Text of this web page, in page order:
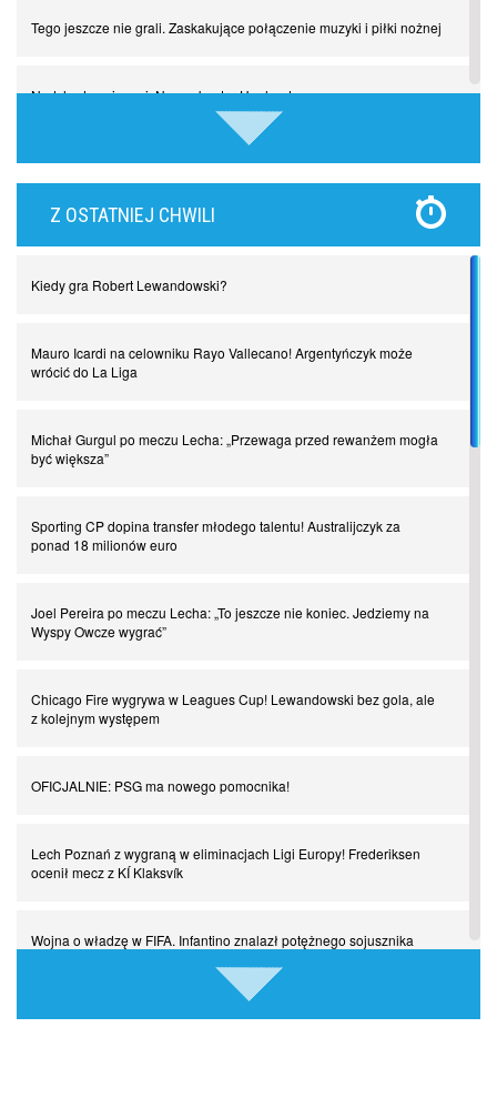
Tego jeszcze nie grali. Zaskakujące połączenie muzyki i piłki nożnej
Nadchodzą giganci. Nunez kontra Haaland
Lewandowski kontra Bayern. Czy wilk będzie syty, a owca cała?
Piłkarz z numerem 47. Phil Foden i inne przypadki
Spadkowicze z Serie A. Komu powiemy ciao?
I love this game! Patrice Evra
Chłopak z pizzerii. Kim był zmarły Mino Raiola?
Manchester United. Czy magik z Holandii odczaruje przeklętą
drużynę?
Puyol i Piqué. Piłkarskie duety, za którymi tęsknimy. Część III
Finansowa rewolucja na San Siro. Czy powstanie nowa potęga?
Pocztówki z ćwierćfinałów. Liga Mistrzów wkracza w decydującą
Z OSTATNIEJ CHWILI
Kiedy gra Robert Lewandowski?
Mauro Icardi na celowniku Rayo Vallecano! Argentyńczyk może
wrócić do La Liga
Michał Gurgul po meczu Lecha: „Przewaga przed rewanżem mogła
być większa”
Sporting CP dopina transfer młodego talentu! Australijczyk za
ponad 18 milionów euro
Joel Pereira po meczu Lecha: „To jeszcze nie koniec. Jedziemy na
Wyspy Owcze wygrać”
Chicago Fire wygrywa w Leagues Cup! Lewandowski bez gola, ale
z kolejnym występem
OFICJALNIE: PSG ma nowego pomocnika!
Lech Poznań z wygraną w eliminacjach Ligi Europy! Frederiksen
ocenił mecz z KÍ Klaksvík
Wojna o władzę w FIFA. Infantino znalazł potężnego sojusznika
Napięta atmosfera w Poznaniu. Kibice Lecha dosadnie zwrócili się